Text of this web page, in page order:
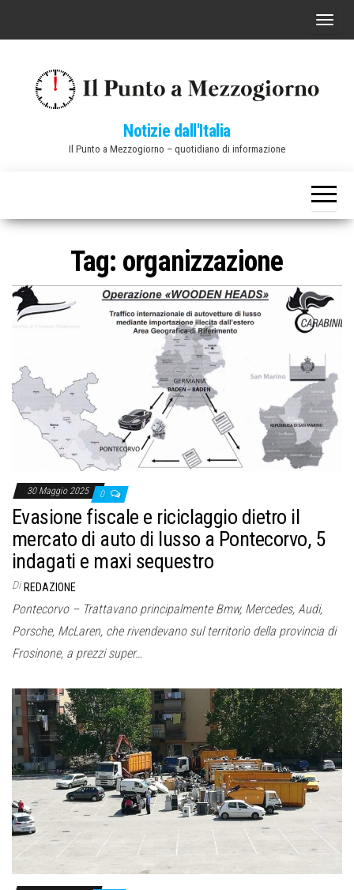
C
a
v
a
z
o
n
e
Notizie dall'Italia
Il Punto a Mezzogiorno – quotidiano di informazione
Tag: organizzazione
30 Maggio 2025 0
Evasione fiscale e riciclaggio dietro il
mercato di auto di lusso a Pontecorvo, 5
indagati e maxi sequestro
Di REDAZIONE
Pontecorvo – Trattavano principalmente Bmw, Mercedes, Audi,
Porsche, McLaren, che rivendevano sul territorio della provincia di
Frosinone, a prezzi super…